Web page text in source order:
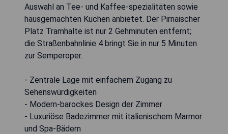
Auswahl an Tee- und Kaffee-spezialitäten sowie
hausgemachten Kuchen anbietet. Der Pirnaischer
Platz Tramhalte ist nur 2 Gehminuten entfernt;
die Straßenbahnlinie 4 bringt Sie in nur 5 Minuten
zur Semperoper.
- Zentrale Lage mit einfachem Zugang zu
Sehenswürdigkeiten
- Modern-barockes Design der Zimmer
- Luxuriöse Badezimmer mit italienischem Marmor
und Spa-Bädern